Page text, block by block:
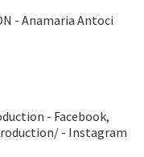
- Anamaria Antoci
- Facebook,
- Instagram